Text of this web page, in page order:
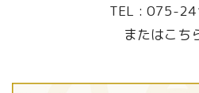
TEL : 075-
またはこち